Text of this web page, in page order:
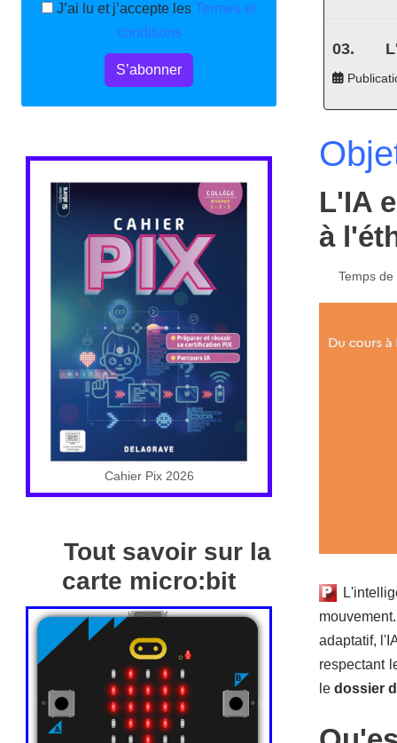
J’ai lu et j’accepte les Termes et
conditions
S’abonner
Cahier Pix 2026
Tout savoir sur la
carte micro:bit
L'IA
à
Temps
adaptatif,
respectant
le dossier